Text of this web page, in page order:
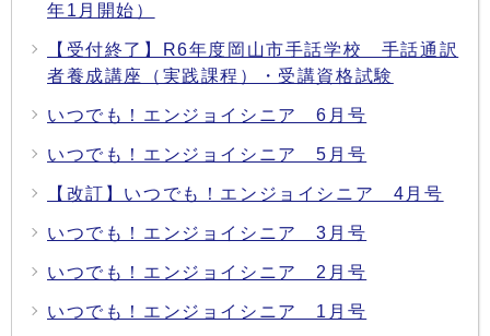
年1月開始）
【受付終了】R6年度岡山市手話学校 手話通訳
者養成講座（実践課程）・受講資格試験
いつでも！エンジョイシニア 6月号
いつでも！エンジョイシニア 5月号
【改訂】いつでも！エンジョイシニア 4月号
いつでも！エンジョイシニア 3月号
いつでも！エンジョイシニア 2月号
いつでも！エンジョイシニア 1月号